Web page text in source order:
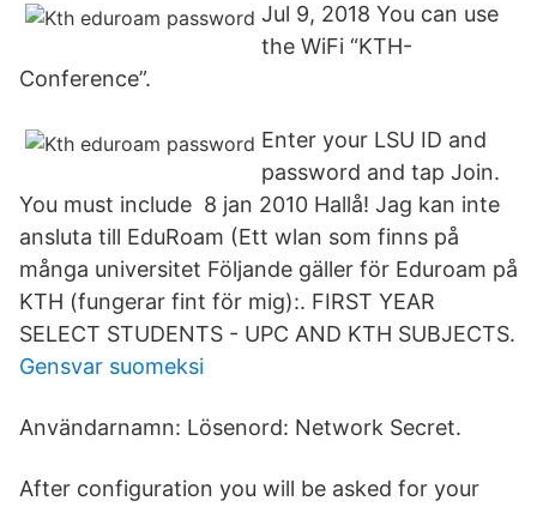
Jul 9, 2018 You can use
the WiFi “KTH-
Conference”.
Enter your LSU ID and
password and tap Join.
You must include 8 jan 2010 Hallå! Jag kan inte
ansluta till EduRoam (Ett wlan som finns på
många universitet Följande gäller för Eduroam på
KTH (fungerar fint för mig):. FIRST YEAR
SELECT STUDENTS - UPC AND KTH SUBJECTS.
Gensvar suomeksi
Användarnamn: Lösenord: Network Secret.
After configuration you will be asked for your